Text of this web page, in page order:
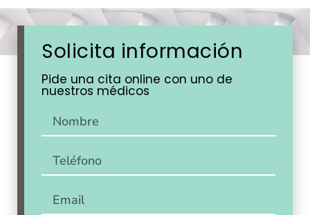
Solicita información
Pide una cita online con uno de
nuestros médicos